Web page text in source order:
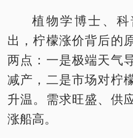
植物学博士、
出，柠檬涨价背后的
两点：一是极端天气
减产，二是市场对柠
升温。需求旺盛、供
涨船高。